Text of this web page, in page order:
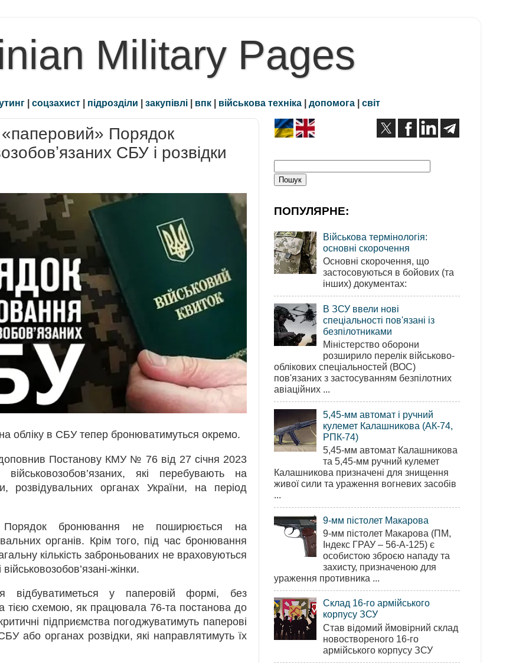
Military Pages
| соцзахист | підрозділи | закупівлі | впк | військова техніка | допомога | світ
Порядок
СБУ і розвідки
на обліку в СБУ тепер бронюватимуться окремо.
Постанову КМУ № 76 від 27 січня 2023
які перебувають на
розвідувальних органах України, на період
бронювання не поширюється на
органів. Крім того, під час бронювання
кількість заброньованих не враховуються
жінки.
відбуватиметься у паперовій формі, без
тією схемою, як працювала 76-та постанова до
підприємства погоджуватимуть паперові
або органах розвідки, які направлятимуть їх
ПОПУЛЯРНЕ:
Військова термінологія:
основні скорочення
Основні скорочення, що
застосовуються в бойових (та
інших) документах:
В ЗСУ ввели нові
спеціальності пов'язані із
безпілотниками
Міністерство оборони
розширило перелік військово-
облікових спеціальностей (ВОС)
пов'язаних з застосуванням безпілотних
авіаційних ...
5,45-мм автомат і ручний
кулемет Калашникова (АК-74,
РПК-74)
5,45-мм автомат Калашникова
та 5,45-мм ручний кулемет
Калашникова призначені для знищення
живої сили та ураження вогневих засобів
...
9-мм пістолет Макарова
9-мм пістолет Макарова (ПМ,
Індекс ГРАУ – 56-А-125) є
особистою зброєю нападу та
захисту, призначеною для
ураження противника ...
Склад 16-го армійського
корпусу ЗСУ
Став відомий ймовірний склад
новоствореного 16-го
армійського корпусу ЗСУ